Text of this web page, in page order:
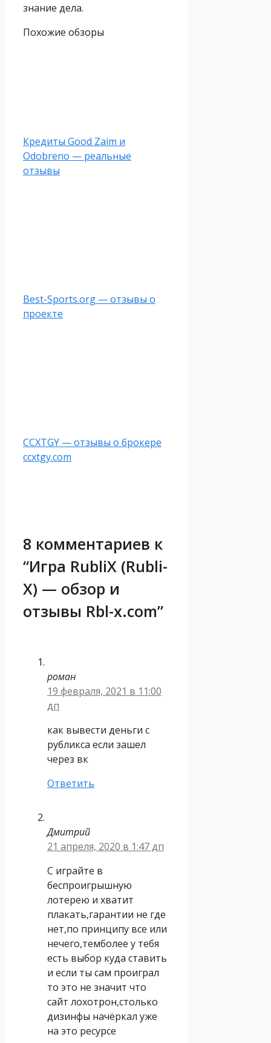
знание дела.
Похожие обзоры
Кредиты Good Zaim и
Оdobreno — реальные
отзывы
Best-Sports.org — отзывы о
проекте
CCXTGY — отзывы о брокере
ccxtgy.com
8 комментариев к
“Игра RubliX (Rubli-
X) — обзор и
отзывы Rbl-x.com”
роман
19 февраля, 2021 в 11:00
дп
как вывести деньги с
рубликса если зашел
через вк
Ответить
Дмитрий
21 апреля, 2020 в 1:47 дп
С играйте в
беспроигрышную
лотерею и хватит
плакать,гарантии не где
нет,по принципу все или
нечего,темболее у тебя
есть выбор куда ставить
и если ты сам проиграл
то это не значит что
сайт лохотрон,столько
дизинфы начёркал уже
на это ресурсе